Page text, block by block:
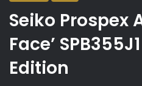
Seiko Prospex
Face’
Edition